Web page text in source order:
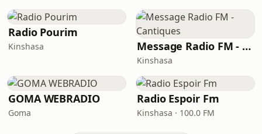
Radio Pourim
Kinshasa Message Radio FM - Cantiques
Kinshasa
GOMA WEBRADIO
Goma
Radio Espoir Fm
Kinshasa · 100.0 FM